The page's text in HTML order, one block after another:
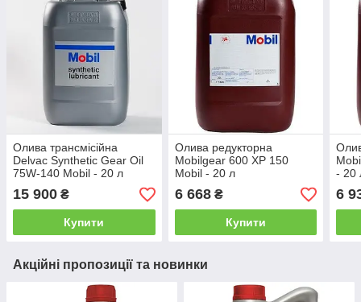
Олива трансмісійна
Delvac Synthetic Gear Oil
75W-140 Mobil - 20 л
15 900 ₴
Купити
Олива редукторна
Mobilgear 600 XP 150
Mobil - 20 л
6 668₴
Купити
- 20
6
Акційні пропозиції та новинки